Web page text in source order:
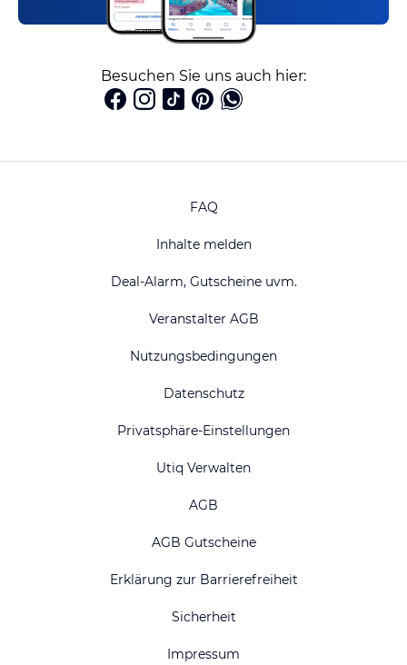
Besuchen Sie uns auch hier:
FAQ
Inhalte melden
Deal-Alarm, Gutscheine uvm.
Veranstalter AGB
Nutzungsbedingungen
Datenschutz
Privatsphäre-Einstellungen
Utiq Verwalten
AGB
AGB Gutscheine
Erklärung zur Barrierefreiheit
Sicherheit
Impressum